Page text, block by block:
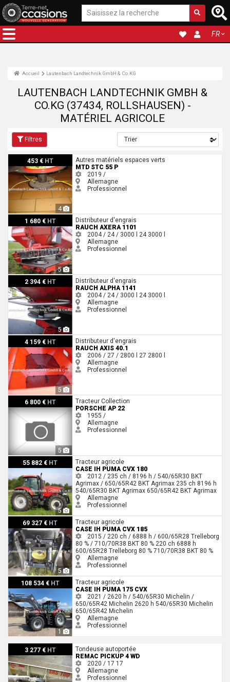
FR
Accueil Lautenbach Landtechnik GmbH & Co.KG
LAUTENBACH LANDTECHNIK GMBH &
CO.KG (37434, ROLLSHAUSEN) -
MATÉRIEL AGRICOLE
Filtres
453 € HT
4
MTD STC 55 P
Autres matériels espaces verts
MTD STC 55 P
2019 /
Allemagne
Professionnel
1 680 € HT
5
Rauch Axera 1101
Distributeur d'engrais
RAUCH AXERA 1101
2004 / 24 / 3000 l 24 3000 l
Allemagne
Professionnel
2 394 € HT
5
Rauch Alpha 1141
Distributeur d'engrais
RAUCH ALPHA 1141
2004 / 24 / 3000 l 24 3000 l
Allemagne
Professionnel
4 159 € HT
5
Rauch AXIS 40.1
Distributeur d'engrais
RAUCH AXIS 40.1
2006 / 27 / 2800 l 27 2800 l
Allemagne
Professionnel
6 800 € HT
5
Porsche AP 22
Tracteur Collection
PORSCHE AP 22
1955 /
Allemagne
Professionnel
55 882 € HT
5
Case IH Puma CVX 180
Tracteur agricole
CASE IH PUMA CVX 180
2012 / 235 ch / 8196 h / 540/65R30 BKT
Agrimax / 650/65R42 BKT Agrimax 235 ch 8196 h
540/65R30 BKT Agrimax 650/65R42 BKT Agrimax
Allemagne
Professionnel
69 327 € HT
5
Case IH Puma CVX 185
Tracteur agricole
CASE IH PUMA CVX 185
2015 / 220 ch / 6888 h / 600/65R28 Trelleborg
80 % / 710/70R38 BKT 80 % 220 ch 6888 h
600/65R28 Trelleborg 80 % 710/70R38 BKT 80 %
Allemagne
Professionnel
108 534 € HT
1
Case IH Puma 175 CVX
Tracteur agricole
CASE IH PUMA 175 CVX
2021 / 2620 h / 540/65R30 Michelin /
650/65R42 Michelin 2620 h 540/65R30 Michelin
650/65R42 Michelin
Allemagne
Professionnel
3 277 € HT
Remac Pickup 4 WD
Tondeuse autoportée
REMAC PICKUP 4 WD
2020 / 17 17
Allemagne
Professionnel